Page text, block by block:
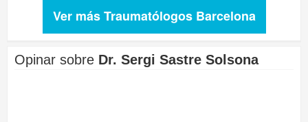
Ver más Traumatólogos Barcelona
Opinar sobre Dr. Sergi Sastre Solsona